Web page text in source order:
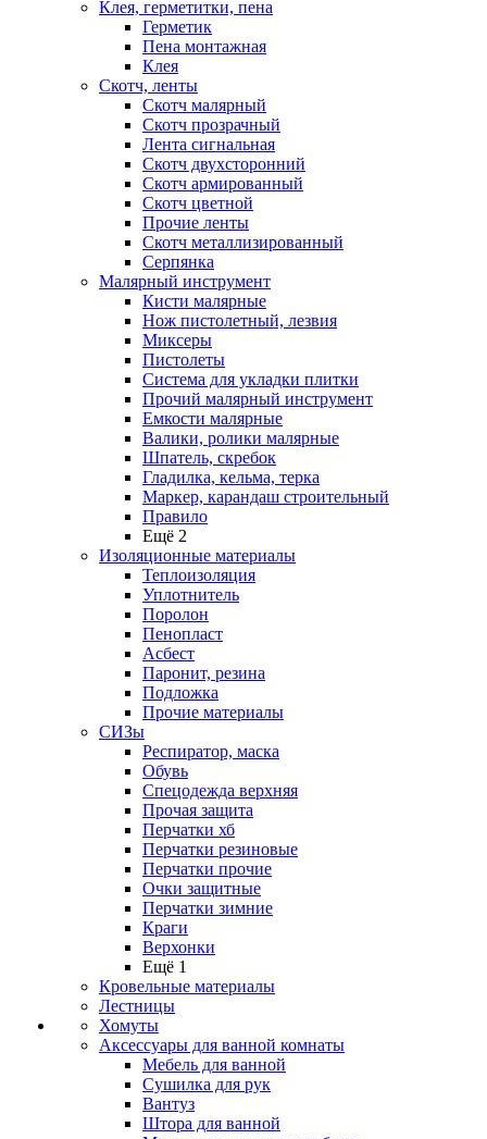
Клея, герметитки, пена
Герметик
Пена монтажная
Клея
Скотч, ленты
Скотч малярный
Скотч прозрачный
Лента сигнальная
Скотч двухсторонний
Скотч армированный
Скотч цветной
Прочие ленты
Скотч металлизированный
Серпянка
Малярный инструмент
Кисти малярные
Нож пистолетный, лезвия
Миксеры
Пистолеты
Система для укладки плитки
Прочий малярный инструмент
Емкости малярные
Валики, ролики малярные
Шпатель, скребок
Гладилка, кельма, терка
Маркер, карандаш строительный
Правило
Ещё 2
Изоляционные материалы
Теплоизоляция
Уплотнитель
Поролон
Пенопласт
Асбест
Паронит, резина
Подложка
Прочие материалы
СИЗы
Респиратор, маска
Обувь
Спецодежда верхняя
Прочая защита
Перчатки хб
Перчатки резиновые
Перчатки прочие
Очки защитные
Перчатки зимние
Краги
Верхонки
Ещё 1
Кровельные материалы
Лестницы
Хомуты
Аксессуары для ванной комнаты
Мебель для ванной
Сушилка для рук
Вантуз
Штора для ванной